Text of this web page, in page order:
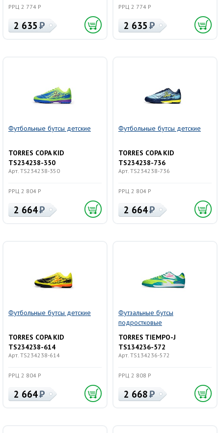
РРЦ 2 774 Р
2 635
РРЦ 2 774 Р
2 635
Футбольные бутсы детские
TORRES COPA KID
TS234238-350
Арт. TS234238-350
РРЦ 2 804 Р
2 664
Футбольные бутсы детские
TORRES COPA KID
TS234238-736
Арт. TS234238-736
РРЦ 2 804 Р
2 664
Футбольные бутсы детские
TORRES COPA KID
TS234238-614
Арт. TS234238-614
РРЦ 2 804 Р
2 664
Футзальные бутсы
подростковые
TORRES TIEMPO-J
TS134236-572
Арт. TS134236-572
РРЦ 2 808 Р
2 668